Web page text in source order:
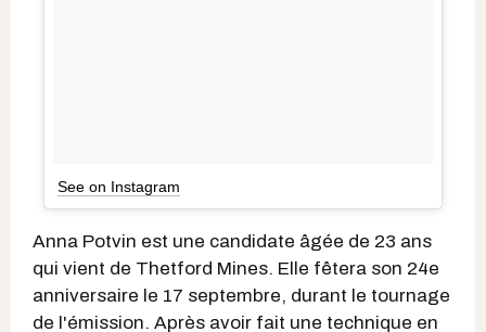
See on Instagram
Anna Potvin est une candidate âgée de 23 ans
qui vient de Thetford Mines. Elle fêtera son 24e
anniversaire le 17 septembre, durant le tournage
de l'émission. Après avoir fait une technique en